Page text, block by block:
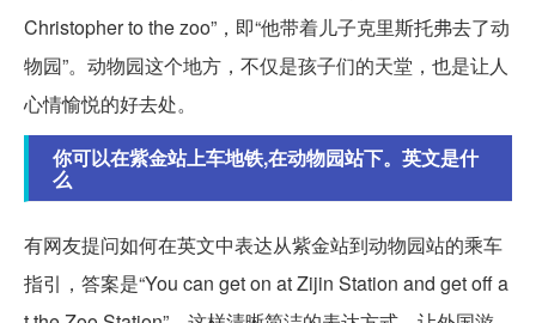
Christopher to the zoo”，即“他带着儿子克里斯托弗去了动
物园”。动物园这个地方，不仅是孩子们的天堂，也是让人
心情愉悦的好去处。
你可以在紫金站上车地铁,在动物园站下。英文是什
么
有网友提问如何在英文中表达从紫金站到动物园站的乘车
指引，答案是“You can get on at Zijin Station and get off a